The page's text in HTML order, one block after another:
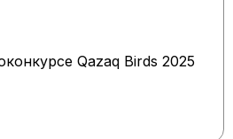
Qazaq Birds 2025